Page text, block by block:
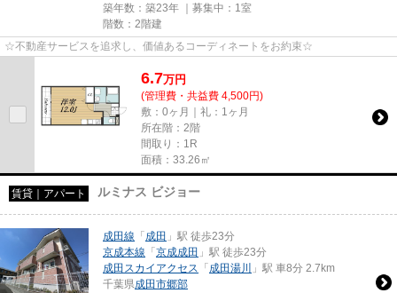
築年数：築23年 ｜募集中： 1室
階数：2階建
☆不動産サービスを追求し、価値あるコーディネートをお約束☆
6.7万円
(管理費・共益費 4,500円)
敷：0ヶ月｜礼：1ヶ月
所在階：2階
間取り：1R
面積：33.26㎡
賃貸｜アパート ルミナス ビジョー
成田線 「成田 」駅 徒歩23分
京成本線 「京成成田 」駅 徒歩23分
成田スカイアクセス
「成田湯川
」駅 車8分 2.7km
千葉県成田市郷部